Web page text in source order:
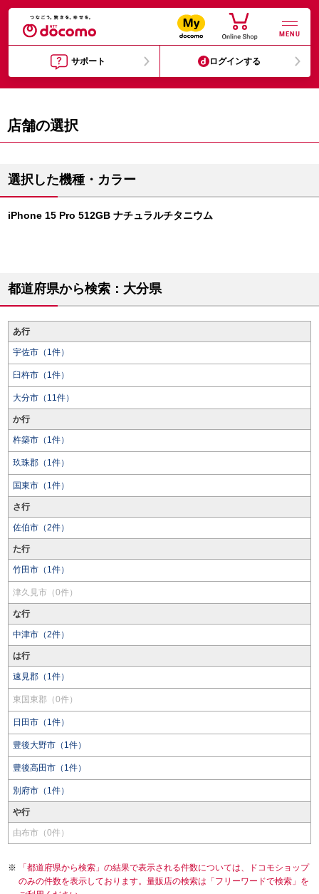
MENU
サポート ログインする
店舗の選択
選択した機種・カラー
iPhone 15 Pro 512GB ナチュラルチタニウム
都道府県から検索：大分県
あ行
宇佐市（1件）
臼杵市（1件）
大分市（11件）
か行
杵築市（1件）
玖珠郡（1件）
国東市（1件）
さ行
佐伯市（2件）
た行
竹田市（1件）
津久見市（0件）
な行
中津市（2件）
は行
速見郡（1件）
東国東郡（0件）
日田市（1件）
豊後大野市（1件）
豊後高田市（1件）
別府市（1件）
や行
由布市（0件）
「都道府県から検索」の結果で表示される件数については、ドコモショップ
のみの件数を表示しております。量販店の検索は「フリーワードで検索」を